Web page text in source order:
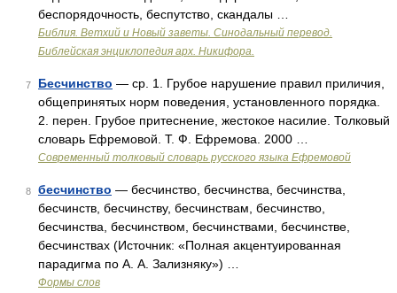
беспорядочность, беспутство, скандалы …
Библия. Ветхий и Новый заветы. Синодальный перевод.
Библейская энциклопедия арх. Никифора.
7 Бесчинство — ср. 1. Грубое нарушение правил приличия,
общепринятых норм поведения, установленного порядка.
2. перен. Грубое притеснение, жестокое насилие. Толковый
словарь Ефремовой. Т. Ф. Ефремова. 2000 …
Современный толковый словарь русского языка Ефремовой
8 бесчинство — бесчинство, бесчинства, бесчинства,
бесчинств, бесчинству, бесчинствам, бесчинство,
бесчинства, бесчинством, бесчинствами, бесчинстве,
бесчинствах (Источник: «Полная акцентуированная
парадигма по А. А. Зализняку») …
Формы слов